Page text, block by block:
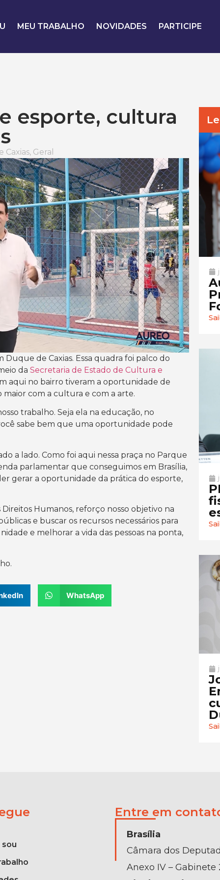
MEU TRABALHO NOVIDADES PARTICIPE
esporte, cultura
Caxias, Geral
de Caxias. Essa quadra foi palco do
da Secretaria de Estado de Cultura e
aqui no bairro tiveram a oportunidade de
com a cultura e com a arte.
trabalho. Seja ela na educação, no
sabe bem que uma oportunidade pode
a lado. Como foi aqui nessa praça no Parque
parlamentar que conseguimos em Brasília,
gerar a oportunidade da prática do esporte,
Humanos, reforço nosso objetivo na
e buscar os recursos necessários para
e melhorar a vida das pessoas na ponta,
WhatsApp
sou
Entre em
Brasília
Câmara dos
Anexo IV – Gabinete